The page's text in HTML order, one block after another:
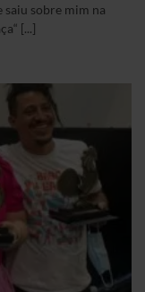
sobre mim na
[...]